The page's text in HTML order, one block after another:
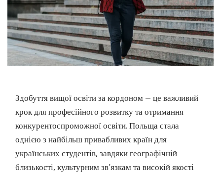
Здобуття вищої освіти за кордоном — це важливий
крок для професійного розвитку та отримання
конкурентоспроможної освіти. Польща стала
однією з найбільш привабливих країн для
українських студентів, завдяки географічній
близькості, культурним зв’язкам та високій якості